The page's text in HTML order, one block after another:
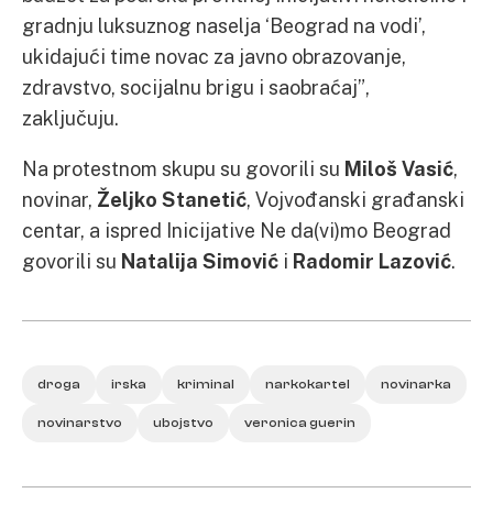
gradnju luksuznog naselja ‘Beograd na vodi’,
ukidajući time novac za javno obrazovanje,
zdravstvo, socijalnu brigu i saobraćaj”,
zaključuju.
Na protestnom skupu su govorili su Miloš Vasić,
novinar, Željko Stanetić, Vojvođanski građanski
centar, a ispred Inicijative Ne da(vi)mo Beograd
govorili su Natalija Simović i Radomir Lazović.
droga irska kriminal narkokartel novinarka
novinarstvo ubojstvo veronica guerin